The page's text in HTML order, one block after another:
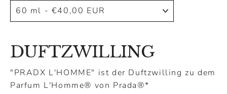
DUFTZWILLING
"PRADX L'HOMME" ist der Duftzwilling zu dem
Parfum L'Homme® von Prada®*